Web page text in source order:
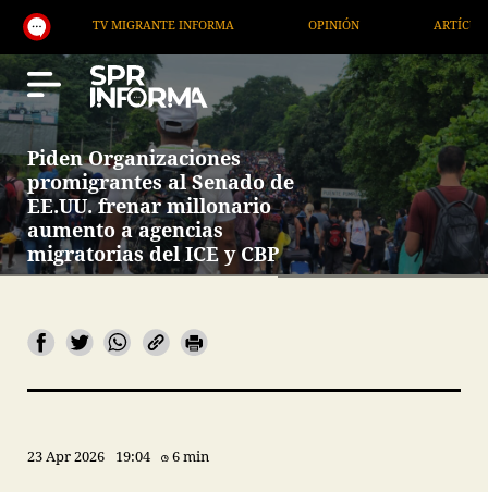
TV MIGRANTE INFORMA ARTÍCULOS
Piden Organizaciones
promigrantes al Senado de
EE.UU. frenar millonario
aumento a agencias
migratorias del ICE y CBP
23 Apr 2026 19:04 6 min